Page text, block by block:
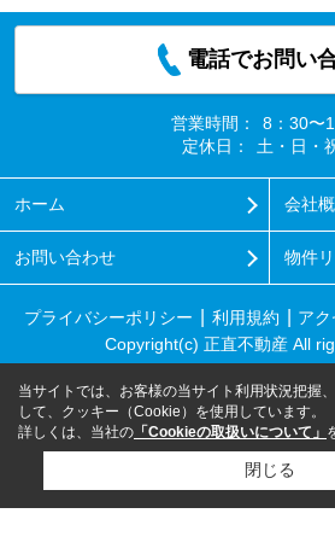
電話でお問い
営業時間：
8：30〜
定休日：
土・日・
ホーム 会社
お問い合わせ 物件
プライバシーポリシー 利用規約 ア
Copyright(c) 正直不動産 All
当サイトでは、お客様の当サイト利用状況把握
して、クッキー（Cookie）を使用しています。
詳しくは、当社の 「Cookieの取扱いについて」
閉じる